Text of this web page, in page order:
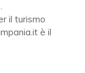
il turismo
è il